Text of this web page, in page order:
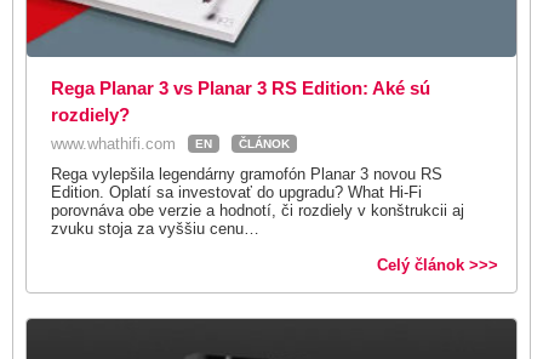
Rega Planar 3 vs Planar 3 RS Edition: Aké sú
rozdiely?
www.whathifi.com EN ČLÁNOK
Rega vylepšila legendárny gramofón Planar 3 novou RS
Edition. Oplatí sa investovať do upgradu? What Hi-Fi
porovnáva obe verzie a hodnotí, či rozdiely v konštrukcii aj
zvuku stoja za vyššiu cenu…
Celý článok >>>